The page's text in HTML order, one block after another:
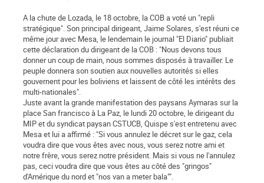
A la chute de Lozada, le 18 octobre, la COB a voté un "repli
stratégique". Son principal dirigeant, Jaime Solares, s'est réuni ce
même jour avec Mesa, le lendemain le journal "El Diario" publiait
cette déclaration du dirigeant de la COB : "Nous devons tous
donner un coup de main, nous sommes disposés à travailler. Le
peuple donnera son soutien aux nouvelles autorités si elles
gouvernent pour les boliviens et laissent de côté les intérêts des
multi-nationales".
Juste avant la grande manifestation des paysans Aymaras sur la
place San francisco à La Paz, le lundi 20 octobre, le dirigeant du
MIP et du syndicat paysan CSTUCB, Quispe s'est entretenu avec
Mesa et lui a affirmé : "Si vous annulez le décret sur le gaz, cela
voudra dire que vous êtes avec nous, vous serez notre ami et
notre frère, vous serez notre président. Mais si vous ne l'annulez
pas, ceci voudra dire que vous êtes au côté des "gringos"
d'Amérique du nord et "nos van a meter bala"".